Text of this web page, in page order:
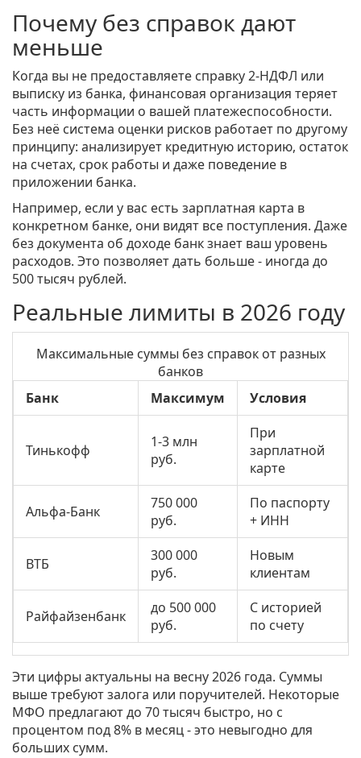
Почему без справок дают
меньше
Когда вы не предоставляете справку 2-НДФЛ или
выписку из банка, финансовая организация теряет
часть информации о вашей платежеспособности.
Без неё система оценки рисков работает по другому
принципу: анализирует кредитную историю, остаток
на счетах, срок работы и даже поведение в
приложении банка.
Например, если у вас есть зарплатная карта в
конкретном банке, они видят все поступления. Даже
без документа об доходе банк знает ваш уровень
расходов. Это позволяет дать больше - иногда до
500 тысяч рублей.
Реальные лимиты в 2026 году
Максимальные суммы без справок от разных
банков
Банк
Максимум Условия
Тинькофф
1-3 млн
руб.
При
зарплатной
карте
Альфа-Банк
750 000
руб.
По паспорту
+ ИНН
ВТБ
300 000
руб.
Новым
клиентам
Райфайзенбанк
до 500 000
руб.
С историей
по счету
Эти цифры актуальны на весну 2026 года. Суммы
выше требуют залога или поручителей. Некоторые
МФО предлагают до 70 тысяч быстро, но с
процентом под 8% в месяц - это невыгодно для
больших сумм.